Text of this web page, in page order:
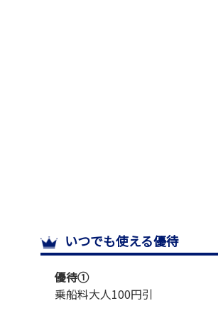
いつでも使える優待
優待①
乗船料大人100円引